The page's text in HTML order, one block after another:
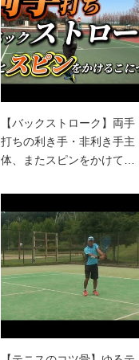
【バックストローク】両手
打ちの利き手・非利き手主
体、またスピンをかけて…